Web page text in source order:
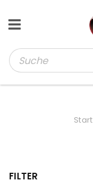
Start
FILTER